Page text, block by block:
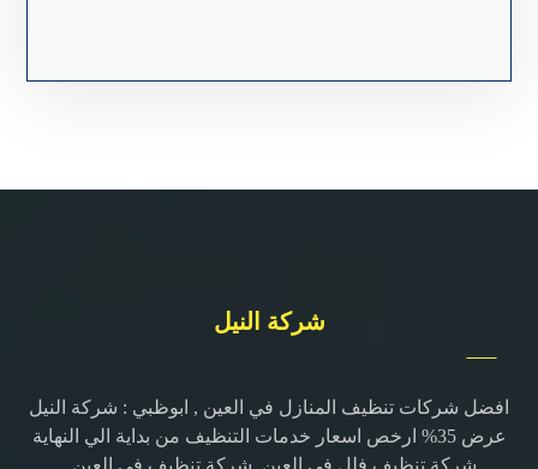
شركة النيل
افضل شركات تنظيف المنازل في العين , ابوظبي : شركة النيل
عرض 35% ارخص اسعار خدمات التنظيف من بداية الي النهاية
شركة تنظيف فلل في العين ,شركة تنظيف في العين .